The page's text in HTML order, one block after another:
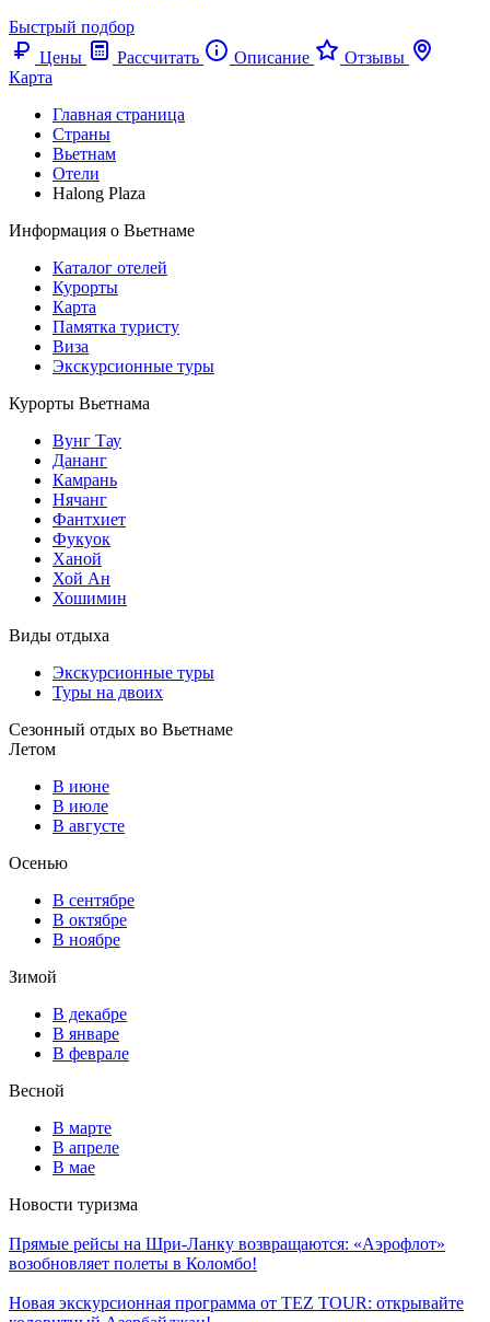
Быстрый подбор
Цены
Рассчитать Описание
Отзывы
Карта
Главная страница
Cтраны
Вьетнам
Отели
Halong Plaza
Информация о Вьетнаме
Каталог отелей
Курорты
Карта
Памятка туристу
Виза
Экскурсионные туры
Курорты Вьетнама
Вунг Тау
Дананг
Камрань
Нячанг
Фантхиет
Фукуок
Ханой
Хой Ан
Хошимин
Виды отдыха
Экскурсионные туры
Туры на двоих
Сезонный отдых во Вьетнаме
Летом
В июне
В июле
В августе
Осенью
В сентябре
В октябре
В ноябре
Зимой
В декабре
В январе
В феврале
Весной
В марте
В апреле
В мае
Новости туризма
Прямые рейсы на Шри-Ланку возвращаются: «Аэрофлот»
возобновляет полеты в Коломбо!
Новая экскурсионная программа от TEZ TOUR: открывайте